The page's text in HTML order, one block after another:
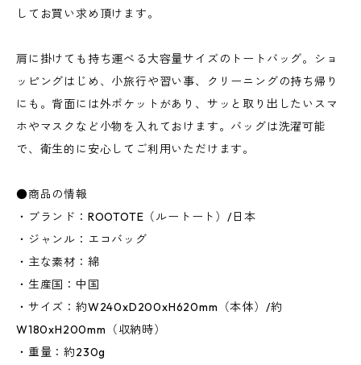
してお買い求め頂けます。
肩に掛けても持ち運べる大容量サイズのトートバッグ。ショ
ッピングはじめ、小旅行や習い事、クリーニングの持ち帰り
にも。背面には外ポケットがあり、サッと取り出したいスマ
ホやマスクなど小物を入れておけます。バッグは洗濯可能
で、衛生的に安心してご利用いただけます。
●商品の情報
・ブランド：ROOTOTE（ルートート）/日本
・ジャンル：エコバッグ
・主な素材：綿
・生産国：中国
・サイズ：約W240xD200xH620mm（本体）/約
W180xH200mm（収納時）
・重量：約230g